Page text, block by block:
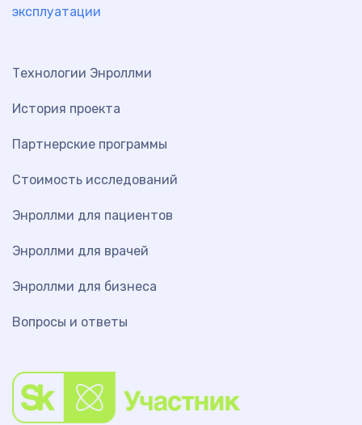
эксплуатации
Технологии Энроллми
История проекта
Партнерские программы
Стоимость исследований
Энроллми для пациентов
Энроллми для врачей
Энроллми для бизнеса
Вопросы и ответы